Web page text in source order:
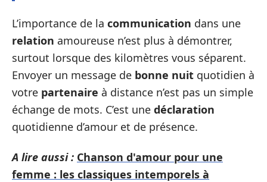
L’importance de la communication dans une
relation amoureuse n’est plus à démontrer,
surtout lorsque des kilomètres vous séparent.
Envoyer un message de bonne nuit quotidien à
votre partenaire à distance n’est pas un simple
échange de mots. C’est une déclaration
quotidienne d’amour et de présence.
A lire aussi : Chanson d'amour pour une
femme : les classiques intemporels à